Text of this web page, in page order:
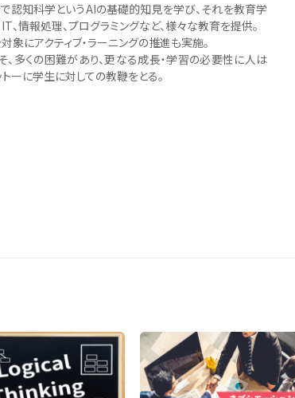
認知科学というAIの基礎的知見を学び、それを教育学
、情報処理、プログラミングなど、様々な教育を提供。
象にアクティブ・ラーニングの推進も実施。
、多くの困難があり、更なる成長・学習の必要性に人は
ーに学生に対しての教鞭をとる。